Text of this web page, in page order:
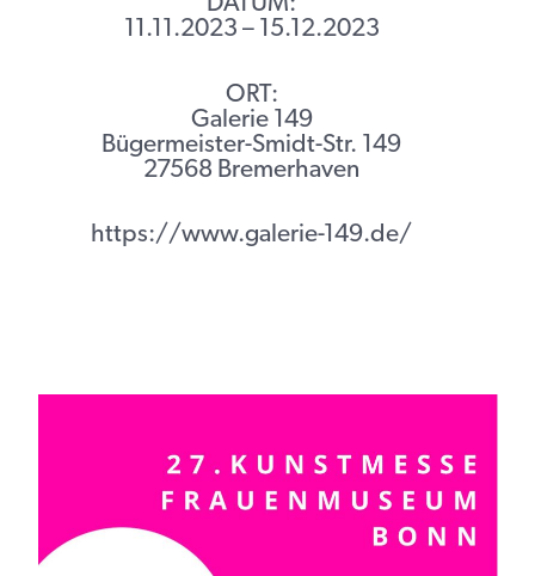
11.11.2023 – 15.12.2023
ORT:
Galerie 149
Bügermeister-Smidt-Str. 149
27568 Bremerhaven
https://www.galerie-149.de/